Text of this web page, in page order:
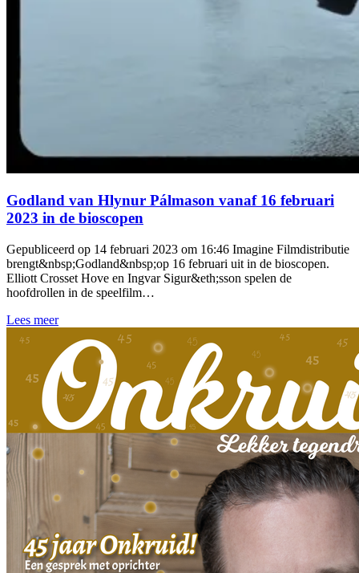
Godland van Hlynur Pálmason vanaf 16 februari
2023 in de bioscopen
Gepubliceerd op 14 februari 2023 om 16:46 Imagine Filmdistributie
brengt&nbsp;Godland&nbsp;op 16 februari uit in de bioscopen.
Elliott Crosset Hove en Ingvar Sigur&eth;sson spelen de
hoofdrollen in de speelfilm…
Lees meer